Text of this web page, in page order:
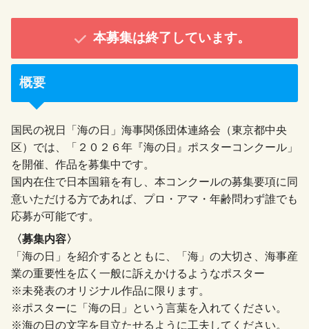
本募集は終了しています。
概要
国民の祝日「海の日」海事関係団体連絡会（東京都中央
区）では、「２０２６年『海の日』ポスターコンクール」
を開催、作品を募集中です。
国内在住で日本国籍を有し、本コンクールの募集要項に同
意いただける方であれば、プロ・アマ・年齢問わず誰でも
応募が可能です。
〈募集内容〉
「海の日」を紹介するとともに、「海」の大切さ、海事産
業の重要性を広く一般に訴えかけるようなポスター
※未発表のオリジナル作品に限ります。
※ポスターに「海の日」という言葉を入れてください。
※海の日の文字を目立たせるように工夫してください。